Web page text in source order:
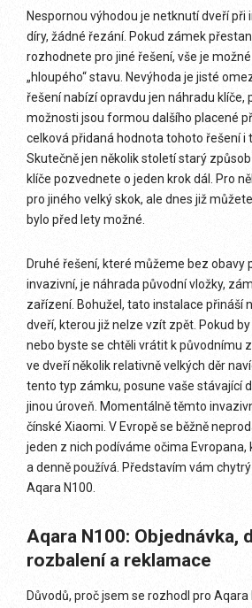
Nespornou výhodou je netknutí dveří při
díry, žádné řezání. Pokud zámek
rozhodnete pro jiné řešení, vše je
„hloupého“ stavu. Nevýhoda je jisté
řešení nabízí opravdu jen náhradu klíče,
možnosti jsou formou dalšího placené
celková přidaná hodnota tohoto řešení i
Skutečně jen několik století starý
klíče pozvednete o jeden krok dál. Pro
pro jiného velký skok, ale dnes již
bylo před lety možné.
Druhé řešení, které můžeme bez obavy
invazivní, je náhrada původní vložky,
zařízení. Bohužel, tato instalace přináší
dveří, kterou již nelze vzít zpět. Pokud
nebo byste se chtěli vrátit k původnímu
ve dveří několik relativně velkých děr
tento typ zámku, posune vaše stávající
jinou úroveň. Momentálně těmto
čínské Xiaomi. V Evropě se běžně
jeden z nich podíváme očima Evropana,
a denně používá. Představím vám
Aqara N100.
Aqara N100: Objednávka,
rozbalení a reklamace
Důvodů, proč jsem se rozhodl pro Aqara